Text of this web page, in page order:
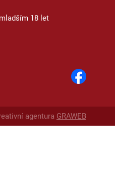
18 let
agentura GRAWEB